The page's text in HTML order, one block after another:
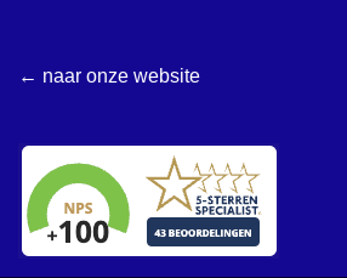
← naar onze website